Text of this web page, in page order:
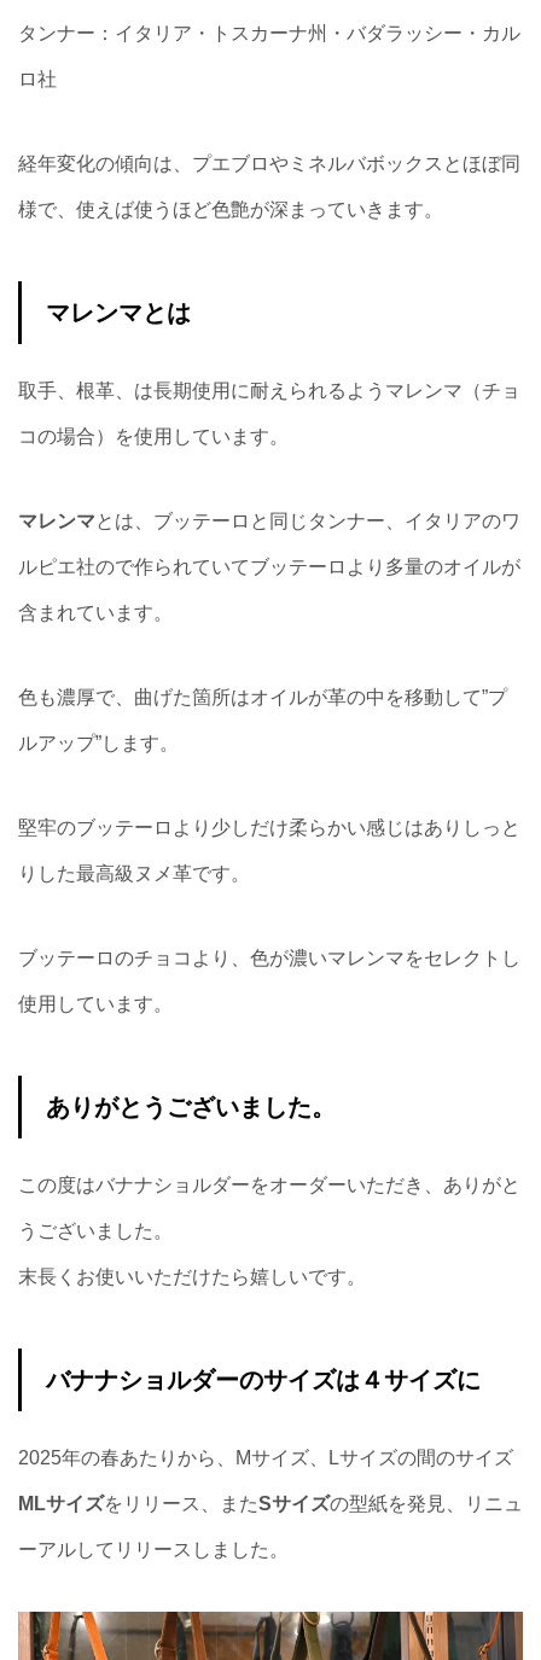
タンナー：イタリア・トスカーナ州・バダラッシー・カル
ロ社
経年変化の傾向は、プエブロやミネルバボックスとほぼ同
様で、使えば使うほど色艶が深まっていきます。
マレンマとは
取手、根革、は長期使用に耐えられるようマレンマ（チョ
コの場合）を使用しています。
マレンマとは、ブッテーロと同じタンナー、イタリアのワ
ルピエ社ので作られていてブッテーロより多量のオイルが
含まれています。
色も濃厚で、曲げた箇所はオイルが革の中を移動して”プ
ルアップ”します。
堅牢のブッテーロより少しだけ柔らかい感じはありしっと
りした最高級ヌメ革です。
ブッテーロのチョコより、色が濃いマレンマをセレクトし
使用しています。
ありがとうございました。
この度はバナナショルダーをオーダーいただき、ありがと
うございました。
末長くお使いいただけたら嬉しいです。
バナナショルダーのサイズは４サイズに
2025年の春あたりから、Mサイズ、Lサイズの間のサイズ
MLサイズをリリース、またSサイズの型紙を発見、リニュ
ーアルしてリリースしました。